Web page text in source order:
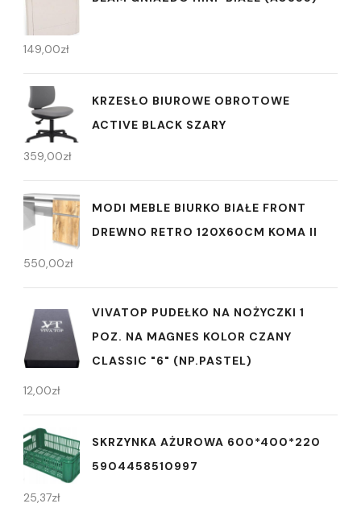
149,00zł
KRZESŁO BIUROWE OBROTOWE
ACTIVE BLACK SZARY
359,00zł
MODI MEBLE BIURKO BIAŁE FRONT
DREWNO RETRO 120X60CM KOMA II
550,00zł
VIVATOP PUDEŁKO NA NOŻYCZKI 1
POZ. NA MAGNES KOLOR CZANY
CLASSIC "6" (NP.PASTEL)
12,00zł
SKRZYNKA AŻUROWA 600*400*220
5904458510997
25,37zł